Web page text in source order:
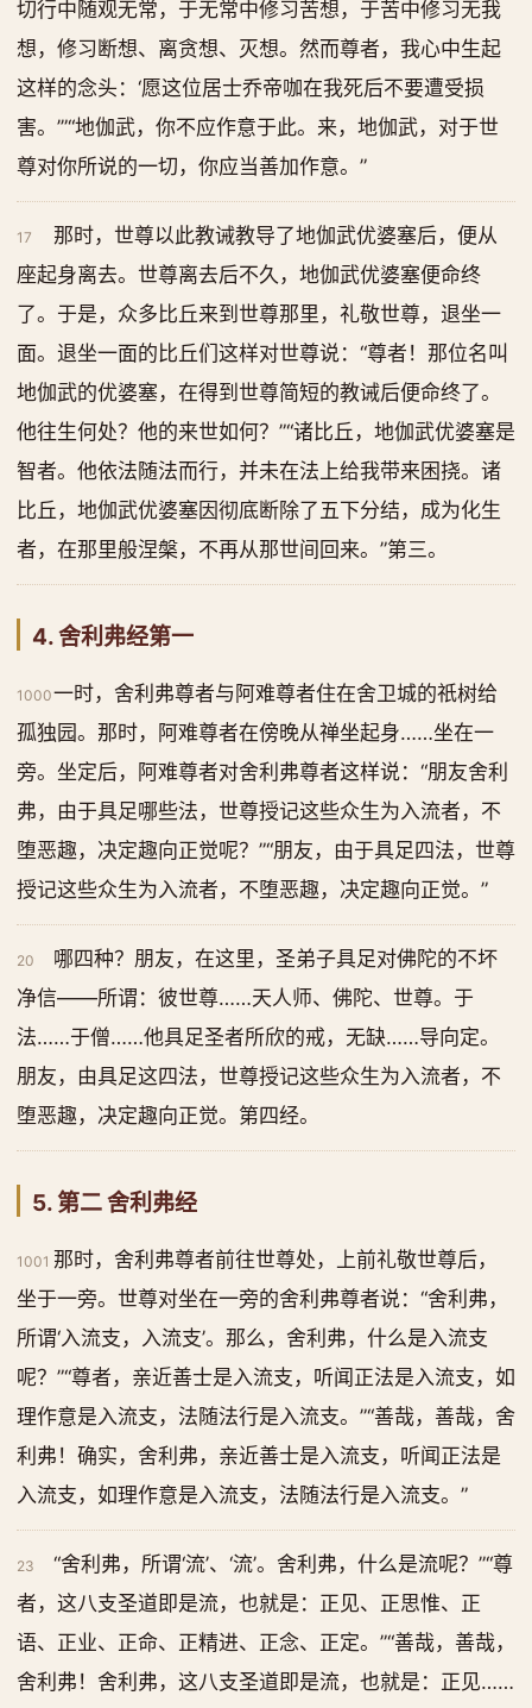
切行中随观无常，于无常中修习苦想，于苦中修习无我
想，修习断想、离贪想、灭想。然而尊者，我心中生起
这样的念头：‘愿这位居士乔帝咖在我死后不要遭受损
害。’”“地伽武，你不应作意于此。来，地伽武，对于世
尊对你所说的一切，你应当善加作意。”
17
那时，世尊以此教诫教导了地伽武优婆塞后，便从
座起身离去。世尊离去后不久，地伽武优婆塞便命终
了。于是，众多比丘来到世尊那里，礼敬世尊，退坐一
面。退坐一面的比丘们这样对世尊说：“尊者！那位名叫
地伽武的优婆塞，在得到世尊简短的教诫后便命终了。
他往生何处？他的来世如何？”“诸比丘，地伽武优婆塞是
智者。他依法随法而行，并未在法上给我带来困挠。诸
比丘，地伽武优婆塞因彻底断除了五下分结，成为化生
者，在那里般涅槃，不再从那世间回来。”第三。
4. 舍利弗经第一
1000一时，舍利弗尊者与阿难尊者住在舍卫城的祇树给
孤独园。那时，阿难尊者在傍晚从禅坐起身……坐在一
旁。坐定后，阿难尊者对舍利弗尊者这样说：“朋友舍利
弗，由于具足哪些法，世尊授记这些众生为入流者，不
堕恶趣，决定趣向正觉呢？”“朋友，由于具足四法，世尊
授记这些众生为入流者，不堕恶趣，决定趣向正觉。”
20
哪四种？朋友，在这里，圣弟子具足对佛陀的不坏
净信——所谓：彼世尊……天人师、佛陀、世尊。于
法……于僧……他具足圣者所欣的戒，无缺……导向定。
朋友，由具足这四法，世尊授记这些众生为入流者，不
堕恶趣，决定趣向正觉。第四经。
5. 第二 舍利弗经
1001 那时，舍利弗尊者前往世尊处，上前礼敬世尊后，
坐于一旁。世尊对坐在一旁的舍利弗尊者说：“舍利弗，
所谓‘入流支，入流支’。那么，舍利弗，什么是入流支
呢？”“尊者，亲近善士是入流支，听闻正法是入流支，如
理作意是入流支，法随法行是入流支。”“善哉，善哉，舍
利弗！确实，舍利弗，亲近善士是入流支，听闻正法是
入流支，如理作意是入流支，法随法行是入流支。”
23
“舍利弗，所谓‘流’、‘流’。舍利弗，什么是流呢？”“尊
者，这八支圣道即是流，也就是：正见、正思惟、正
语、正业、正命、正精进、正念、正定。”“善哉，善哉，
舍利弗！舍利弗，这八支圣道即是流，也就是：正见……